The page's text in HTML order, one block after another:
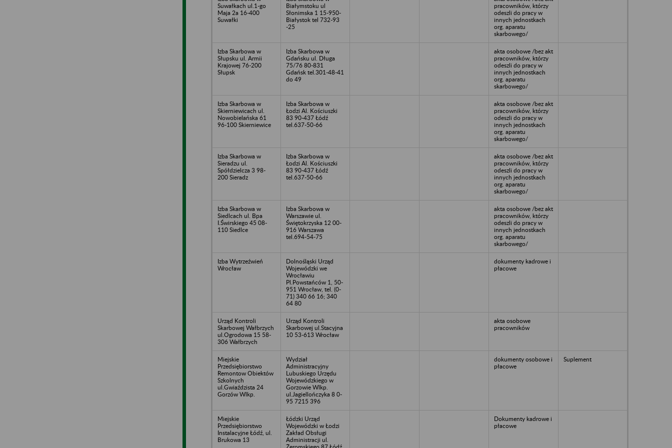
Suwałkach ul.1-go
Maja 2a 16-400
Suwałki
Białymstoku ul
Słonimska 1 15-950-
Białystok tel 732-93
-25
pracowników, którzy
odeszli do pracy w
innych jednostkach
org. aparatu
skarbowego/
Izba Skarbowa w
Słupsku ul. Armii
Krajowej 76-200
Słupsk
Izba Skarbowa w
Gdańsku ul. Długa
75/76 80-831
Gdańsk tel.301-48-41
do 49
akta osobowe /bez akt
pracowników, którzy
odeszli do pracy w
innych jednostkach
org. aparatu
skarbowego/
Izba Skarbowa w
Skierniewicach ul.
Nowobielańska 61
96-100 Skierniewice
Izba Skarbowa w
Łodzi Al. Kościuszki
83 90-437 Łódź
tel.637-50-66
akta osobowe /bez akt
pracowników, którzy
odeszli do pracy w
innych jednostkach
org. aparatu
skarbowego/
Izba Skarbowa w
Sieradzu ul.
Spółdzielcza 3 98-
200 Sieradz
Izba Skarbowa w
Łodzi Al. Kościuszki
83 90-437 Łódź
tel.637-50-66
akta osobowe /bez akt
pracowników, którzy
odeszli do pracy w
innych jednostkach
org. aparatu
skarbowego/
Izba Skarbowa w
Siedlcach ul. Bpa
I.Świrskiego 45 08-
110 Siedlce
Izba Skarbowa w
Warszawie ul.
Świętokrzyska 12 00-
916 Warszawa
tel.694-54-75
akta osobowe /bez akt
pracowników, którzy
odeszli do pracy w
innych jednostkach
org. aparatu
skarbowego/
Izba Wytrzeźwień
Wrocław
Dolnośląski Urząd
Wojewódzki we
Wrocławiu
Pl.Powstańców 1, 50-
951 Wrocław, tel. (0-
71) 340 66 16; 340
64 80
dokumenty kadrowe i
płacowe
Urząd Kontroli
Skarbowej Wałbrzych
ul.Ogrodowa 15 58-
306 Wałbrzych
Urząd Kontroli
Skarbowej ul.Stacyjna
10 53-613 Wrocław
akta osobowe
pracowników
Miejskie
Przedsiębiorstwo
Remontow Obiektów
Szkolnych
ul.Gwiaździsta 24
Gorzów Wlkp.
Wydział
Administracyjny
Lubuskiego Urzędu
Wojewódzkiego w
Gorzowie Wlkp.
ul.Jagiellończyka 8 0-
95 7215 396
dokumenty osobowe i
płacowe
Suplement
Miejskie
Przedsiębiorstwo
Instalacyjne Łódź, ul.
Brukowa 13
Łódzki Urząd
Wojewódzki w Łodzi
Zakład Obsługi
Administracji ul.
Dokumenty kadrowe i
płacowe